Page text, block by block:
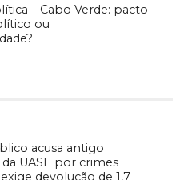
– Cabo Verde: pacto
ou
acusa antigo
UASE por crimes
devolução de 1,7